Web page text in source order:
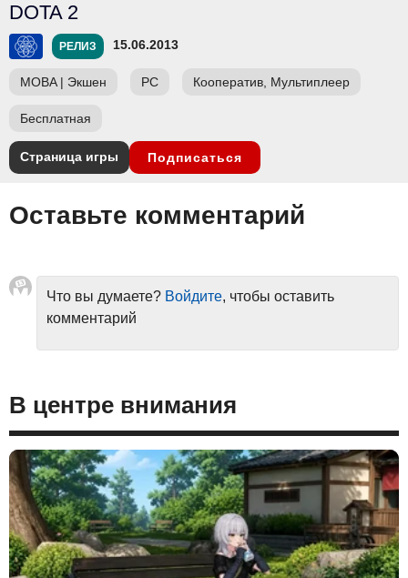
DOTA 2
РЕЛИЗ 15.06.2013
MOBA| Экшен PC Кооператив, Мультиплеер
Бесплатная
Страница игры Подписаться
Оставьте комментарий
Что вы думаете? Войдите, чтобы оставить
комментарий
В центре внимания